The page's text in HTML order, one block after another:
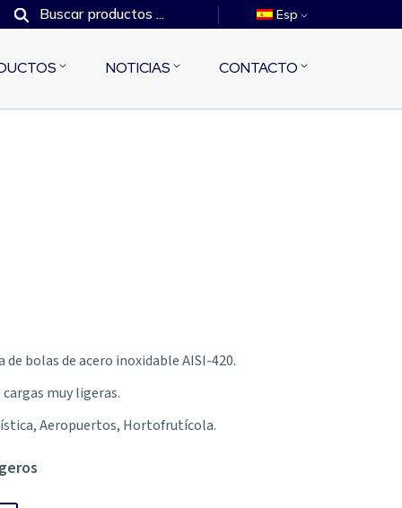
Esp
NOTICIAS CONTACTO
bolas de acero inoxidable AISI-420.
muy ligeras.
Aeropuertos, Hortofrutícola.